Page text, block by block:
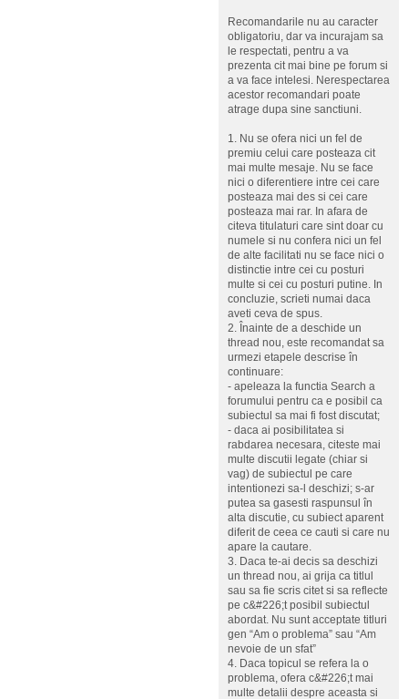
Recomandarile nu au caracter
obligatoriu, dar va incurajam sa
le respectati, pentru a va
prezenta cit mai bine pe forum si
a va face intelesi. Nerespectarea
acestor recomandari poate
atrage dupa sine sanctiuni.
1. Nu se ofera nici un fel de
premiu celui care posteaza cit
mai multe mesaje. Nu se face
nici o diferentiere intre cei care
posteaza mai des si cei care
posteaza mai rar. In afara de
citeva titulaturi care sint doar cu
numele si nu confera nici un fel
de alte facilitati nu se face nici o
distinctie intre cei cu posturi
multe si cei cu posturi putine. In
concluzie, scrieti numai daca
aveti ceva de spus.
2. Înainte de a deschide un
thread nou, este recomandat sa
urmezi etapele descrise în
continuare:
- apeleaza la functia Search a
forumului pentru ca e posibil ca
subiectul sa mai fi fost discutat;
- daca ai posibilitatea si
rabdarea necesara, citeste mai
multe discutii legate (chiar si
vag) de subiectul pe care
intentionezi sa-l deschizi; s-ar
putea sa gasesti raspunsul în
alta discutie, cu subiect aparent
diferit de ceea ce cauti si care nu
apare la cautare.
3. Daca te-ai decis sa deschizi
un thread nou, ai grija ca titlul
sau sa fie scris citet si sa reflecte
pe c&#226;t posibil subiectul
abordat. Nu sunt acceptate titluri
gen “Am o problema” sau “Am
nevoie de un sfat”
4. Daca topicul se refera la o
problema, ofera c&#226;t mai
multe detalii despre aceasta si